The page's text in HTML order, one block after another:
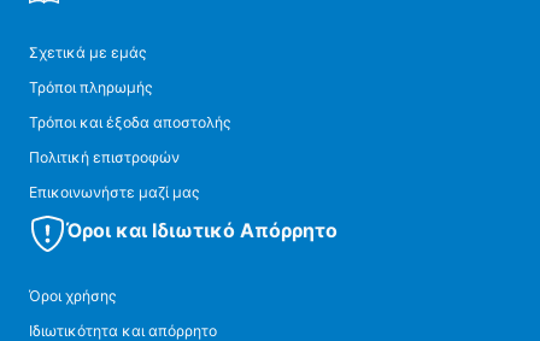
Σχετικά με εμάς
Τρόποι πληρωμής
Τρόποι και έξοδα αποστολής
Πολιτική επιστροφών
Επικοινωνήστε μαζί μας
Όροι και Ιδιωτικό Απόρρητο
Όροι χρήσης
Ιδιωτικότητα και απόρρητο